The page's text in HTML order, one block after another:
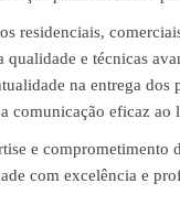
residenciais,
qualidade e técnicas
na entrega dos
comunicação eficaz ao
e comprometimento
com excelência e